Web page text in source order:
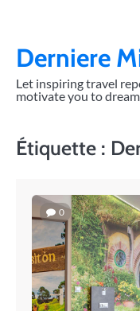
contentDerniere
Let inspiring travel
motivate you to
Étiquette :
0